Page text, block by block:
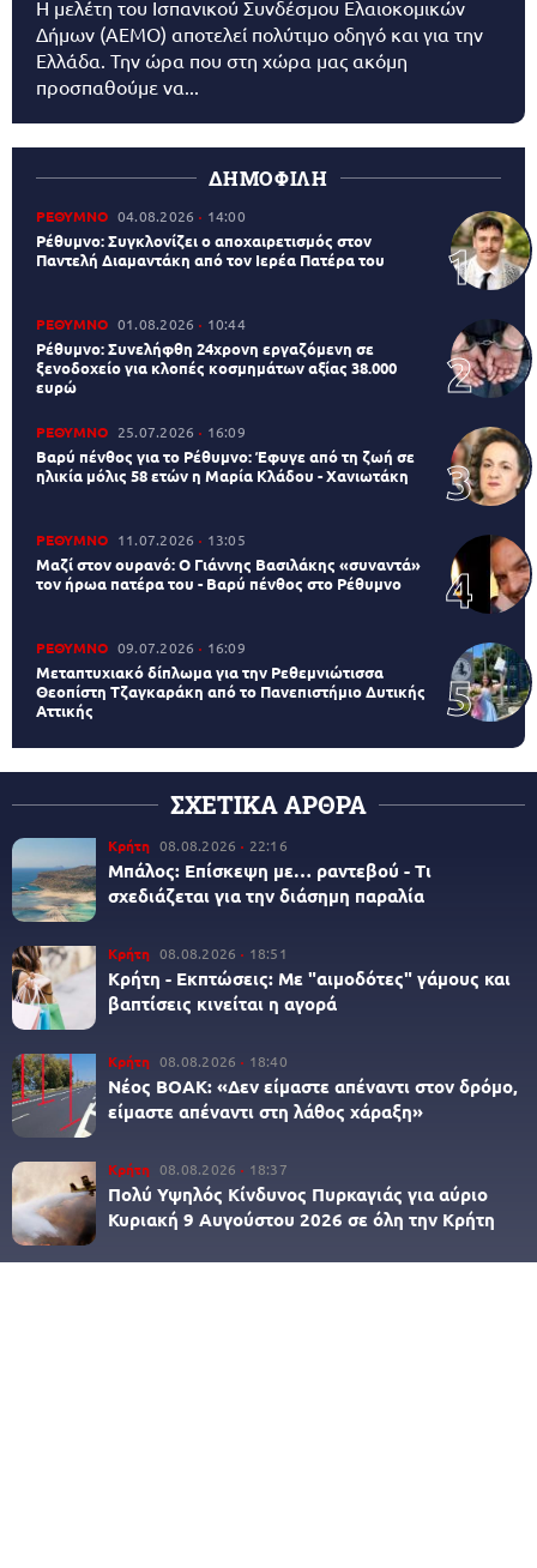
Η μελέτη του Ισπανικού Συνδέσμου Ελαιοκομικών
Δήμων (AEMO) αποτελεί πολύτιμο οδηγό και για την
Ελλάδα. Την ώρα που στη χώρα μας ακόμη
προσπαθούμε να...
ΔΗΜΟΦΙΛΗ
ΡΕΘΥΜΝΟ 04.08.2026 14:00
Ρέθυμνο: Συγκλονίζει ο αποχαιρετισμός στον
Παντελή Διαμαντάκη από τον Ιερέα Πατέρα του
ΡΕΘΥΜΝΟ 01.08.2026 10:44
Ρέθυμνο: Συνελήφθη 24χρονη εργαζόμενη σε
ξενοδοχείο για κλοπές κοσμημάτων αξίας 38.000
ευρώ
ΡΕΘΥΜΝΟ 25.07.2026 16:09
Βαρύ πένθος για το Ρέθυμνο: Έφυγε από τη ζωή σε
ηλικία μόλις 58 ετών η Μαρία Κλάδου - Χανιωτάκη
ΡΕΘΥΜΝΟ 11.07.2026 13:05
Μαζί στον ουρανό: Ο Γιάννης Βασιλάκης «συναντά»
τον ήρωα πατέρα του - Βαρύ πένθος στο Ρέθυμνο
ΡΕΘΥΜΝΟ 09.07.2026 16:09
Μεταπτυχιακό δίπλωμα για την Ρεθεμνιώτισσα
Θεοπίστη Τζαγκαράκη από το Πανεπιστήμιο Δυτικής
Αττικής
ΣΧΕΤΙΚΑ ΑΡΘΡΑ
Κρήτη 08.08.2026 22:16
Μπάλος: Επίσκεψη με… ραντεβού - Τι
σχεδιάζεται για την διάσημη παραλία
Κρήτη 08.08.2026 18:51
Κρήτη - Εκπτώσεις: Με "αιμοδότες" γάμους και
βαπτίσεις κινείται η αγορά
Κρήτη 08.08.2026 18:40
Νέος ΒΟΑΚ: «Δεν είμαστε απέναντι στον δρόμο,
είμαστε απέναντι στη λάθος χάραξη»
Κρήτη 08.08.2026 18:37
Πολύ Υψηλός Κίνδυνος Πυρκαγιάς για αύριο
Κυριακή 9 Αυγούστου 2026 σε όλη την Κρήτη